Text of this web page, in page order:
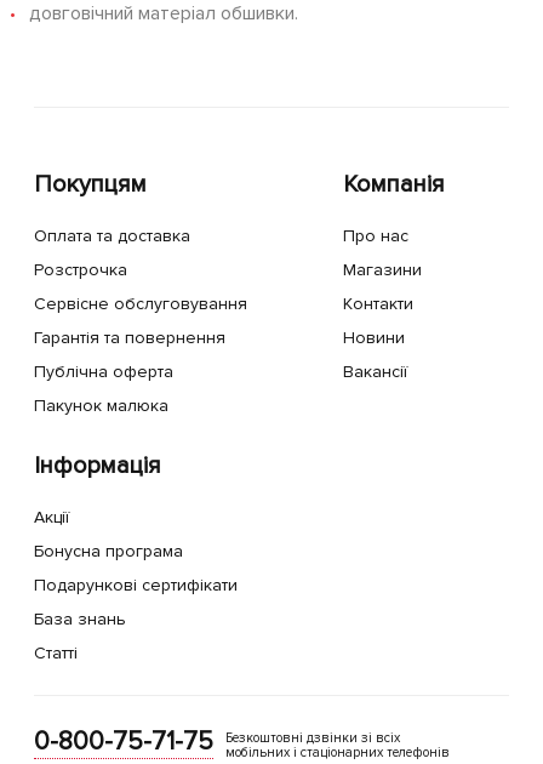
довговічний матеріал обшивки.
Покупцям
Оплата та доставка
Розстрочка
Сервісне обслуговування
Гарантія та повернення
Публічна оферта
Пакунок малюка
Компанія
Про нас
Магазини
Контакти
Новини
Вакансії
Інформація
Акції
Бонусна програма
Подарункові сертифікати
База знань
Статті
0-800-75-71-75
Безкоштовні дзвінки зі всіх
мобільних і стаціонарних телефонів